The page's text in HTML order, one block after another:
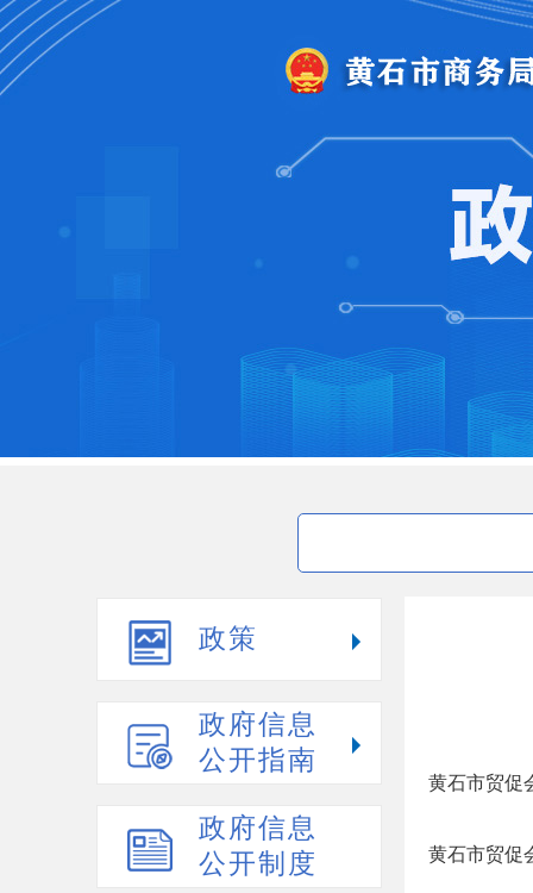
政策
政府信息
公开指南
政府信息
公开制度
黄石市贸促
黄石市贸促